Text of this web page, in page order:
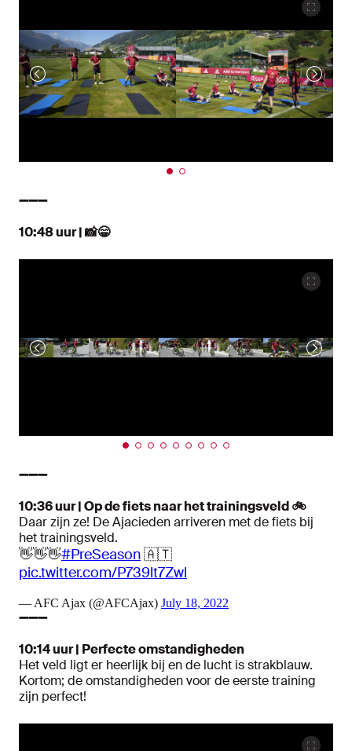
➖➖➖
10:48 uur | 📸😁
➖➖➖
10:36 uur | Op de fiets naar het trainingsveld 🚲
Daar zijn ze! De Ajacieden arriveren met de fiets bij
het trainingsveld.
👋👋👋#PreSeason🇦🇹
pic.twitter.com/P739lt7Zwl
— AFC Ajax (@AFCAjax) July 18, 2022
➖➖➖
10:14 uur | Perfecte omstandigheden
Het veld ligt er heerlijk bij en de lucht is strakblauw.
Kortom; de omstandigheden voor de eerste training
zijn perfect!